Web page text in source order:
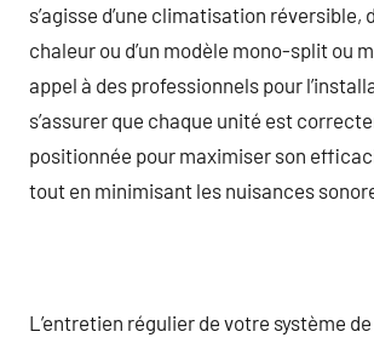
s’agisse d’une climatisation réversible,
chaleur ou d’un modèle mono-split ou
appel à des professionnels pour
s’assurer que chaque unité est
positionnée pour maximiser son
tout en minimisant les nuisances
L’entretien régulier de votre système